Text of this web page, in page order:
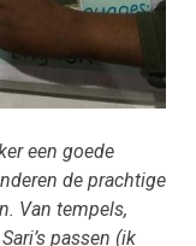
een goede
de prachtige
Van tempels,
passen (ik